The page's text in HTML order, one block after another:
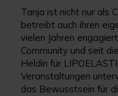
Tanja ist nicht nur als
betreibt auch ihren
vielen Jahren
Community und seit
Heldin für
Veranstaltungen
das Bewusstsein für